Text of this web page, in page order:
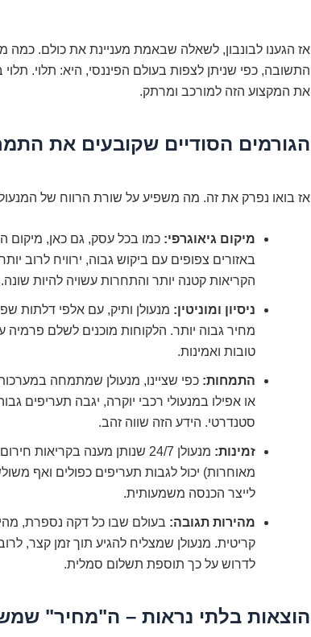
אז הגענו לבונבון, לשאלה שבאמת מעניינת את כולם. כמה
התשובה, כפי שניתן לצפות בעולם הפיננסי, היא: תלוי.
את המקצוע הזה למורכב ומרתק.
הגורמים הסודיים שקובעים את
אז בואו נפרק את זה. מה משפיע על שורת הרווח של
מיקום גיאוגרפי: כמו בכל עסק, גם כאן, מיקום
באזורים צפופים עם ביקוש גבוה, ירוויח לרוב
הקריאות קטנה יותר והתחרות עשויה להיות שונה.
ניסיון ומוניטין: מנעולן ותיק, עם אלפי דלתות
מחיר גבוה יותר. הלקוחות מוכנים לשלם פרמיה
טובות ואמינות.
התמחות: כפי שציינו, מנעולן שמתמחה
או אפילו במנעולי רכבי יוקרה, יגבה תעריפים
סטנדרטי. הידע הזה שווה זהב.
זמינות:
מנעולן 24/7 שנותן מענה
מאוחרות) יכול לגבות תעריפים כפולים ואף
לייצר הכנסה משמעותית.
מהירות תגובה: בעולם שבו כל דקה נספרת,
קריטית. מנעולן שמצליח להגיע תוך זמן קצר,
לדרוש על כך תוספת תשלום סמלית.
הוצאות בלתי נראות – ה"מחיר"